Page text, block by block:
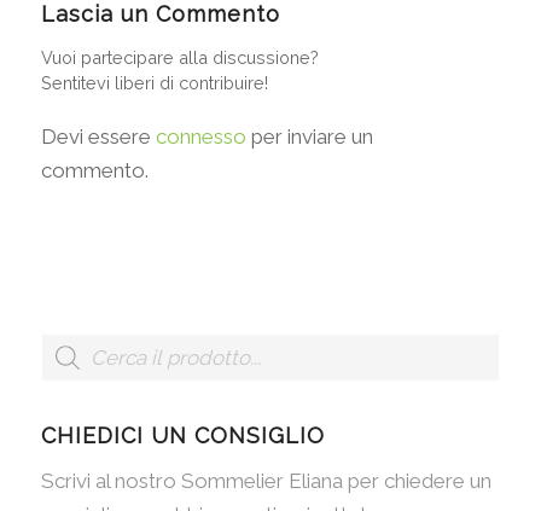
Lascia un Commento
Vuoi partecipare alla discussione?
Sentitevi liberi di contribuire!
Devi essere connesso per inviare un
commento.
CHIEDICI UN CONSIGLIO
Scrivi al nostro Sommelier Eliana per chiedere un